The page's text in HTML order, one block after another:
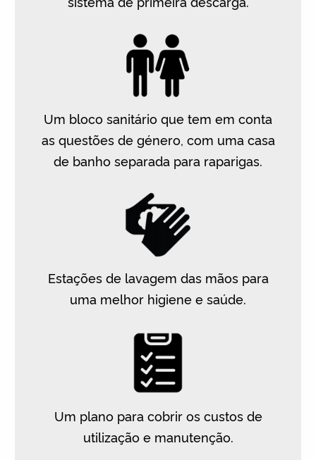
Um bloco sanitário que tem em conta
as questões de género, com uma casa
de banho separada para raparigas.
Estações de lavagem das mãos para
uma melhor higiene e saúde.
Um plano para cobrir os custos de
utilização e manutenção.